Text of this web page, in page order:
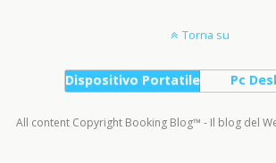
Torna su
Dispositivo Portatile Pc
All content Copyright Booking Blog™ - Il blog del